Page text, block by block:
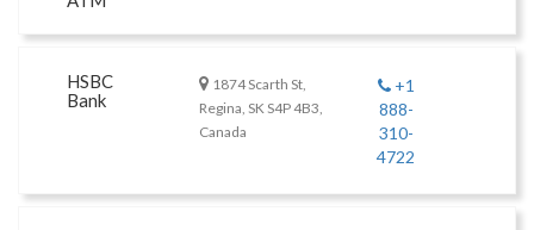
HSBC
Bank
1874 Scarth St,
Regina, SK S4P 4B3,
Canada
+1
888-
310-
4722